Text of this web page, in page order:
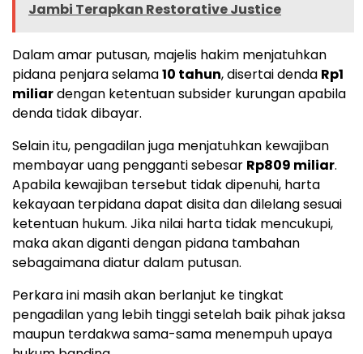
Jambi Terapkan Restorative Justice
Dalam amar putusan, majelis hakim menjatuhkan
pidana penjara selama10 tahun, disertai denda Rp1
miliardengan ketentuan subsider kurungan apabila
denda tidak dibayar.
Selain itu, pengadilan juga menjatuhkan kewajiban
membayar uang pengganti sebesar Rp809 miliar.
Apabila kewajiban tersebut tidak dipenuhi, harta
kekayaan terpidana dapat disita dan dilelang sesuai
ketentuan hukum. Jika nilai harta tidak mencukupi,
maka akan diganti dengan pidana tambahan
sebagaimana diatur dalam putusan.
Perkara ini masih akan berlanjut ke tingkat
pengadilan yang lebih tinggi setelah baik pihak jaksa
maupun terdakwa sama-sama menempuh upaya